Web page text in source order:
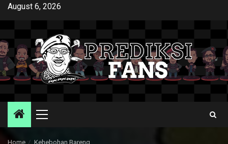
SkipAugust 6, 2026
Primary
Home Kehebohan Bareng